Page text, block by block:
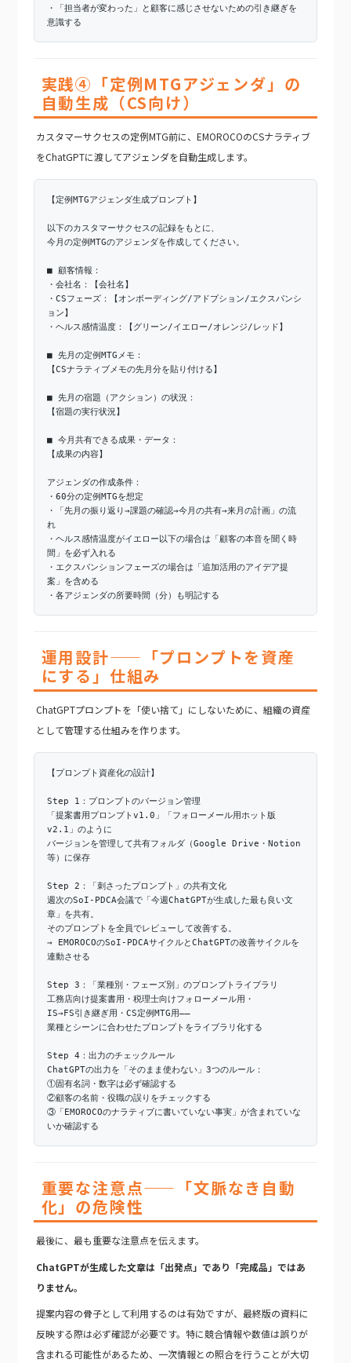
・「担当者が変わった」と顧客に感じさせないための引き継ぎを
意識する
実践④「定例MTGアジェンダ」の
自動生成（CS向け）
カスタマーサクセスの定例MTG前に、EMOROCOのCSナラティブ
をChatGPTに渡してアジェンダを自動生成します。
【定例MTGアジェンダ生成プロンプト】
以下のカスタマーサクセスの記録をもとに、
今月の定例MTGのアジェンダを作成してください。
■ 顧客情報：
・会社名：【会社名】
・CSフェーズ：【オンボーディング/アドプション/エクスパンシ
ョン】
・ヘルス感情温度：【グリーン/イエロー/オレンジ/レッド】
■ 先月の定例MTGメモ：
【CSナラティブメモの先月分を貼り付ける】
■ 先月の宿題（アクション）の状況：
【宿題の実行状況】
■ 今月共有できる成果・データ：
【成果の内容】
アジェンダの作成条件：
・60分の定例MTGを想定
・「先月の振り返り→課題の確認→今月の共有→来月の計画」の流
れ
・ヘルス感情温度がイエロー以下の場合は「顧客の本音を聞く時
間」を必ず入れる
・エクスパンションフェーズの場合は「追加活用のアイデア提
案」を含める
・各アジェンダの所要時間（分）も明記する
運用設計——「プロンプトを資産
にする」仕組み
ChatGPTプロンプトを「使い捨て」にしないために、組織の資産
として管理する仕組みを作ります。
【プロンプト資産化の設計】
Step 1：プロンプトのバージョン管理
「提案書用プロンプトv1.0」「フォローメール用ホット版
v2.1」のように
バージョンを管理して共有フォルダ（Google Drive・Notion
等）に保存
Step 2：「刺さったプロンプト」の共有文化
週次のSoI-PDCA会議で「今週ChatGPTが生成した最も良い文
章」を共有。
そのプロンプトを全員でレビューして改善する。
→ EMOROCOのSoI-PDCAサイクルとChatGPTの改善サイクルを
連動させる
Step 3：「業種別・フェーズ別」のプロンプトライブラリ
工務店向け提案書用・税理士向けフォローメール用・
IS→FS引き継ぎ用・CS定例MTG用——
業種とシーンに合わせたプロンプトをライブラリ化する
Step 4：出力のチェックルール
ChatGPTの出力を「そのまま使わない」3つのルール：
①固有名詞・数字は必ず確認する
②顧客の名前・役職の誤りをチェックする
③「EMOROCOのナラティブに書いていない事実」が含まれていな
いか確認する
重要な注意点——「文脈なき自動
化」の危険性
最後に、最も重要な注意点を伝えます。
ChatGPTが生成した文章は「出発点」であり「完成品」ではあ
りません。
提案内容の骨子として利用するのは有効ですが、最終版の資料に
反映する際は必ず確認が必要です。特に競合情報や数値は誤りが
含まれる可能性があるため、一次情報との照合を行うことが大切